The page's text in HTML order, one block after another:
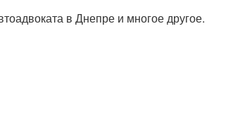
в Днепре и многое другое.